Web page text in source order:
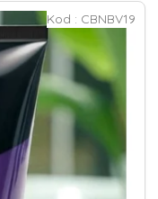
Kod : CBNBV19